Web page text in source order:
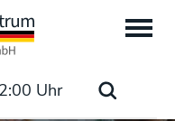
Uhr